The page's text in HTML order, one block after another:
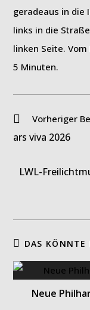
geradeaus in die
links in die
linken Seite.
5 Minuten.
Weitere
ansehen
Vorheriger
ars viva 2026
LWL-
DAS KÖNNTE
Neue